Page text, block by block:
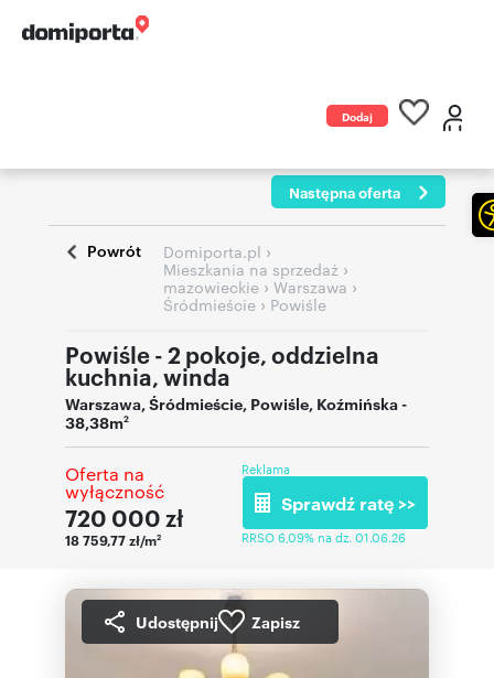
Dodaj
Następna oferta
Powrót Domiporta.pl ›
Mieszkania na sprzedaż ›
mazowieckie › Warszawa ›
Śródmieście › Powiśle
Powiśle - 2 pokoje, oddzielna
kuchnia, winda
Warszawa,Śródmieście, Powiśle, Koźmińska-
38,38m2
Oferta na
wyłączność
720 000 zł
18 759,77 zł/m2
Reklama
Sprawdź ratę >>
RRSO 6,09% na dz. 01.06.26
Udostępnij Zapisz